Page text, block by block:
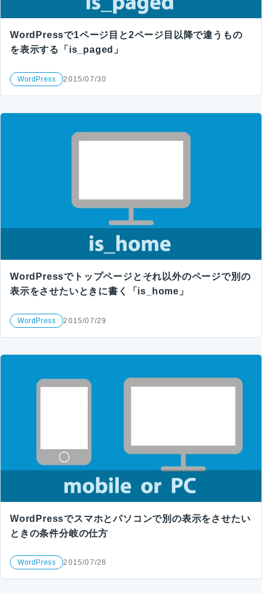
WordPressで1ページ目と2ページ目以降で違うもの
を表示する「is_paged」
WordPress 2015/07/30
WordPressでトップページとそれ以外のページで別の
表示をさせたいときに書く「is_home」
WordPress 2015/07/29
WordPressでスマホとパソコンで別の表示をさせたい
ときの条件分岐の仕方
WordPress 2015/07/28